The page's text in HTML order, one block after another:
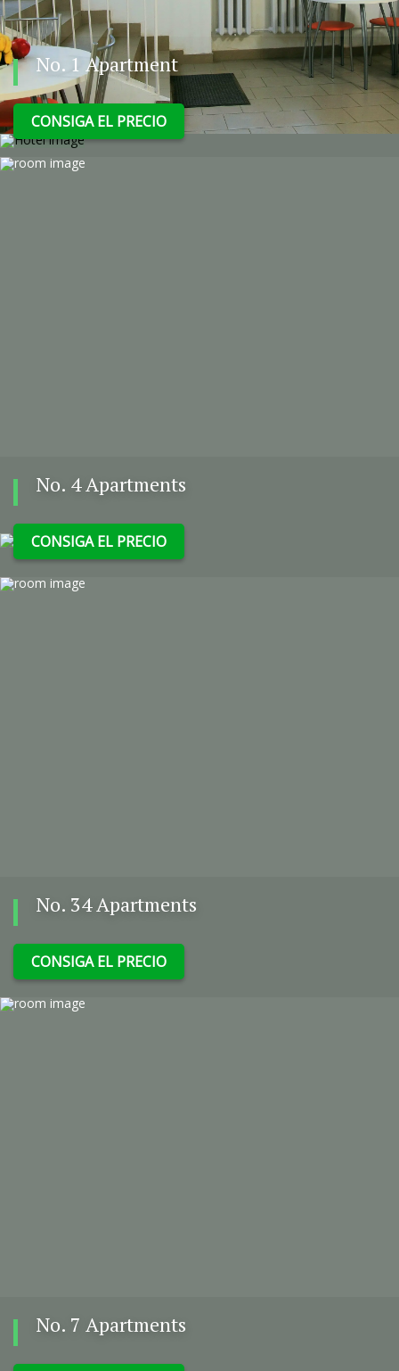
Номерной фонд гостиницы составляет 35 номеров.
Каждый номер оснащен современной мебелью, ванной
комнатой, жк телевизором, холодильником, чайником и
феном. Более подробное описание и фотографии номеров
вы найдете в разделе «Номера и цены» на нашем сайте. К
выбору гостей предоставляется бар с напитками и
сладостями.
No. 1 Apartment
CONSIGA EL PRECIO
No. 4 Apartments
CONSIGA EL PRECIO
No. 34 Apartments
CONSIGA EL PRECIO
No. 7 Apartments